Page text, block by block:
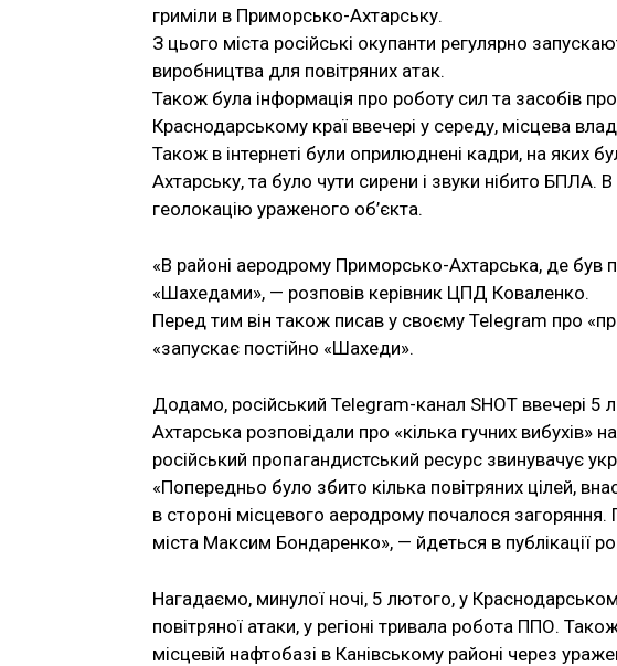
гриміли в Приморсько-Ахтарську.
З цього міста російські окупанти регулярно
виробництва для повітряних атак.
Також була інформація про роботу сил та засобів
Краснодарському краї ввечері у середу, місцева
Також в інтернеті були оприлюднені кадри, на яких
Ахтарську, та було чути сирени і звуки нібито БПЛА.
геолокацію ураженого об’єкта.
«В районі аеродрому Приморсько-Ахтарська, де був
«Шахедами», — розповів керівник ЦПД Коваленко.
Перед тим він також писав у своєму Telegram про
«запускає постійно «Шахеди».
Додамо, російський Telegram-канал SHOT ввечері
Ахтарська розповідали про «кілька гучних вибухів»
російський пропагандистський ресурс звинувачує
«Попередньо було збито кілька повітряних цілей,
в стороні місцевого аеродрому почалося
міста Максим Бондаренко», — йдеться в публікації
Нагадаємо, минулої ночі, 5 лютого, у
повітряної атаки, у регіоні тривала робота ППО.
місцевій нафтобазі в Канівському районі через